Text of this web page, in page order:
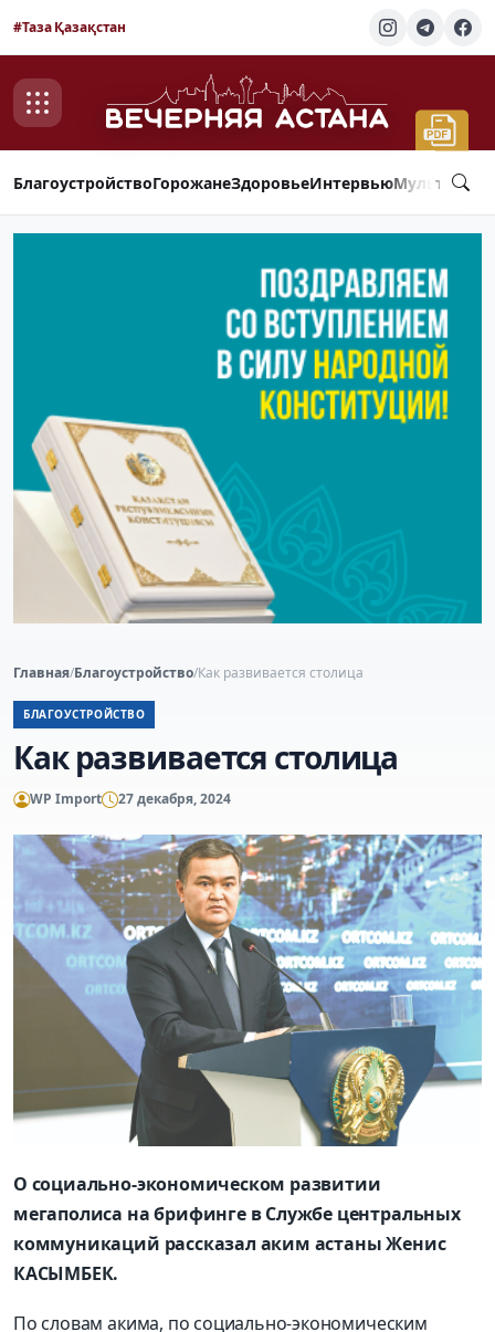
#Таза Қазақстан
БлагоустройствоГорожанеЗдоровьеИнтервью
Главная/Благоустройство/Как развивается столица
БЛАГОУСТРОЙСТВО
Как развивается столица
WP Import 27 декабря, 2024
О социально-экономическом развитии
мегаполиса на брифинге в Службе центральных
коммуникаций рассказал аким астаны Женис
КАСЫМБЕК.
По словам акима, по социально-экономическим